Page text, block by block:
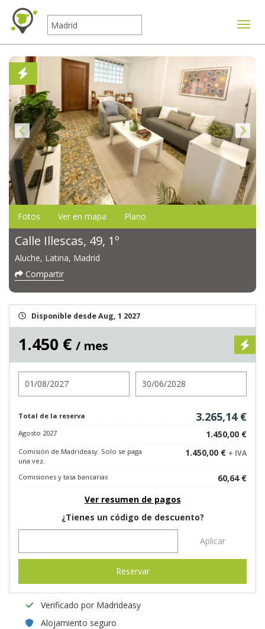
Fotos Ver en mapa Plano
Calle Illescas, 49, 1º
Aluche, Latina, Madrid
Compartir
Disponible desde Aug, 1 2027
1.450 € / mes
Total de la reserva 3.265,14 €
Agosto 2027 1.450,00 €
Comisión de Madrideasy. Solo se paga
una vez.
1.450,00 € + IVA
Comisiones y tasa bancarias
60,64 €
Ver resumen de pagos
¿Tienes un código de descuento?
Aplicar
Reservar
Verificado por Madrideasy
Alojamiento seguro